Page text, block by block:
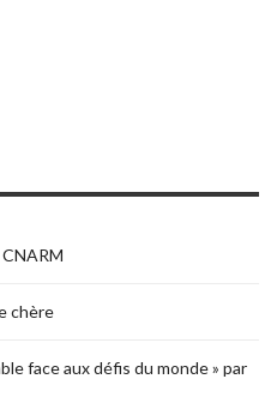
chère
face aux défis du monde » par